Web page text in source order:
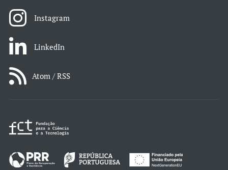
Instagram
LinkedIn
Atom / RSS